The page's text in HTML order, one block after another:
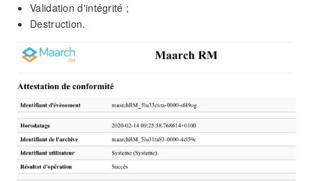
Validation d'intégrité ;
Destruction.